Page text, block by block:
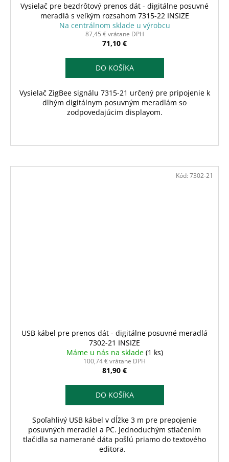
Vysielač pre bezdrôtový prenos dát - digitálne posuvné
meradlá s veľkým rozsahom 7315-22 INSIZE
Na centrálnom sklade u výrobcu
87,45 € vrátane DPH
71,10 €
DO KOŠÍKA
Vysielač ZigBee signálu 7315-21 určený pre pripojenie k
dlhým digitálnym posuvným meradlám so
zodpovedajúcim displayom.
USB kábel pre prenos dát - digitálne posuvné meradlá
7302-21 INSIZE
Máme u nás na sklade (1 ks)
100,74 € vrátane DPH
81,90 €
DO KOŠÍKA
Spoľahlivý USB kábel v dĺžke 3 m pre prepojenie
posuvných meradiel a PC. Jednoduchým stlačením
tlačidla sa namerané dáta pošlú priamo do textového
editora.
Kód: 7302-21